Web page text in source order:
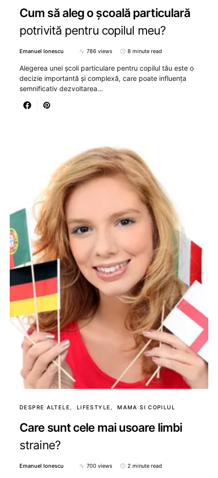
Cum să aleg o școală particulară
potrivită pentru copilul meu?
Emanuel Ionescu 786 views 8 minute read
Alegerea unei școli particulare pentru copilul tău este o
decizie importantă și complexă, care poate influența
semnificativ dezvoltarea…
DESPRE ALTELE LIFESTYLE MAMA SI COPILUL
Care sunt cele mai usoare limbi
straine?
Emanuel Ionescu 700 views 2 minute read